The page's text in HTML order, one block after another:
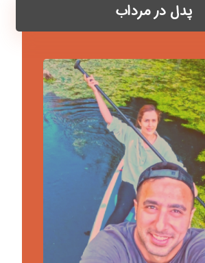
پدل در مرداب